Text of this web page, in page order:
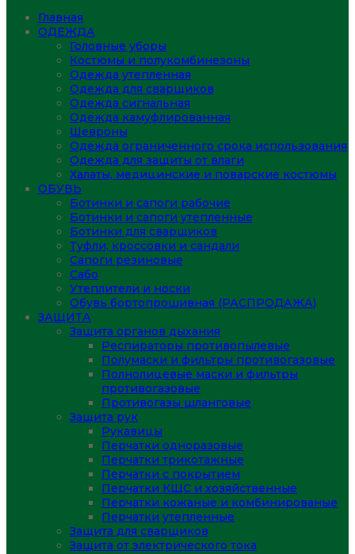
Главная
ОДЕЖДА
Головные уборы
Костюмы и полукомбинезоны
Одежда утепленная
Одежда для сварщиков
Одежда сигнальная
Одежда камуфлированная
Шевроны
Одежда ограниченного срока использования
Одежда для защиты от влаги
Халаты, медицинские и поварские костюмы
ОБУВЬ
Ботинки и сапоги рабочие
Ботинки и сапоги утепленные
Ботинки для сварщиков
Туфли, кроссовки и сандали
Сапоги резиновые
Сабо
Утеплители и носки
Обувь бортопрошивная (РАСПРОДАЖА)
ЗАЩИТА
Защита органов дыхания
Респираторы противопылевые
Полумаски и фильтры противогазовые
Полнолицевые маски и фильтры
противогазовые
Противогазы шланговые
Защита рук
Рукавицы
Перчатки одноразовые
Перчатки трикотажные
Перчатки с покрытием
Перчатки КЩС и хозяйственные
Перчатки кожаные и комбинированые
Перчатки утепленные
Защита для сварщиков
Защита от электрического тока